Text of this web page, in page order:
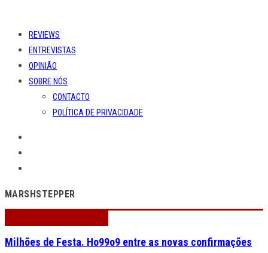
REVIEWS
ENTREVISTAS
OPINIÃO
SOBRE NÓS
CONTACTO
POLÍTICA DE PRIVACIDADE
MARSHSTEPPER
Milhões de Festa. Ho99o9 entre as novas confirmações